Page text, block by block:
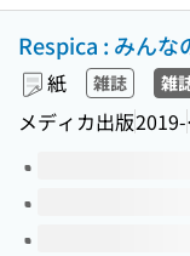
Respica : みんな
紙 雑誌 雑
メディカ出版2019-
このタイトルの巻号